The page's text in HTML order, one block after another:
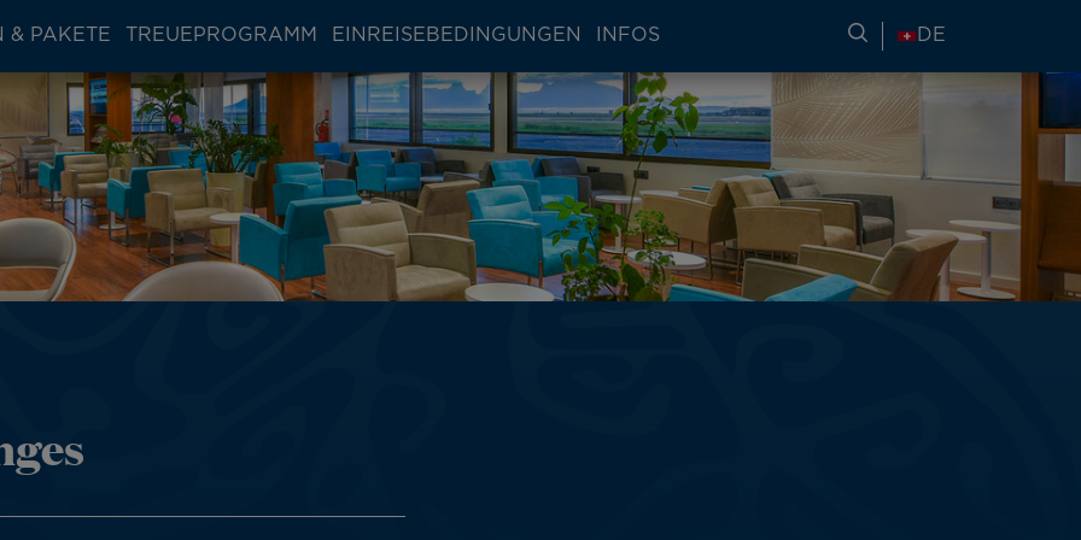
& PAKETE TREUEPROGRAMM EINREISEBEDINGUNGEN INFOS DE